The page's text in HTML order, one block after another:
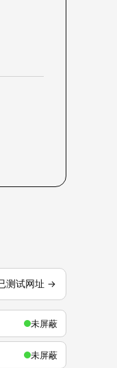
测试网址 →
未屏蔽
未屏蔽